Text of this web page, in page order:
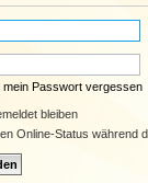
mein Passwort vergessen
bleiben
Online-Status während